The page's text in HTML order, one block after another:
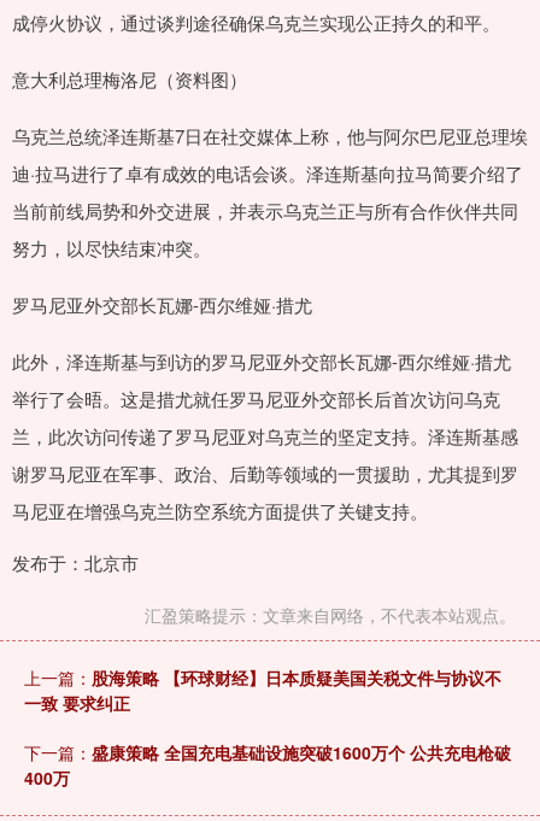
成停火协议，通过谈判途径确保乌克兰实现公正持久的和平。
意大利总理梅洛尼（资料图）
乌克兰总统泽连斯基7日在社交媒体上称，他与阿尔巴尼亚总理埃
迪·拉马进行了卓有成效的电话会谈。泽连斯基向拉马简要介绍了
当前前线局势和外交进展，并表示乌克兰正与所有合作伙伴共同
努力，以尽快结束冲突。
罗马尼亚外交部长瓦娜-西尔维娅·措尤
此外，泽连斯基与到访的罗马尼亚外交部长瓦娜-西尔维娅·措尤
举行了会晤。这是措尤就任罗马尼亚外交部长后首次访问乌克
兰，此次访问传递了罗马尼亚对乌克兰的坚定支持。泽连斯基感
谢罗马尼亚在军事、政治、后勤等领域的一贯援助，尤其提到罗
马尼亚在增强乌克兰防空系统方面提供了关键支持。
发布于：北京市
汇盈策略提示：文章来自网络，不代表本站观点。
上一篇： 股海策略 【环球财经】日本质疑美国关税文件与协议不
一致 要求纠正
下一篇： 盛康策略 全国充电基础设施突破1600万个 公共充电枪破
400万